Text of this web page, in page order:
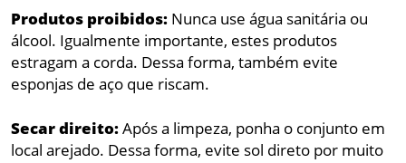
Produtos proibidos: Nunca use água sanitária ou
álcool. Igualmente importante, estes produtos
estragam a corda. Dessa forma, também evite
esponjas de aço que riscam.
Secar direito:Após a limpeza, ponha o conjunto em
local arejado. Dessa forma, evite sol direto por muito